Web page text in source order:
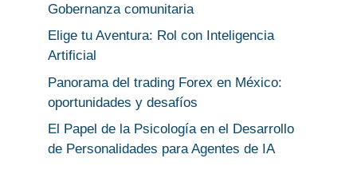
Gobernanza comunitaria
Elige tu Aventura: Rol con Inteligencia
Artificial
Panorama del trading Forex en México:
oportunidades y desafíos
El Papel de la Psicología en el Desarrollo
de Personalidades para Agentes de IA